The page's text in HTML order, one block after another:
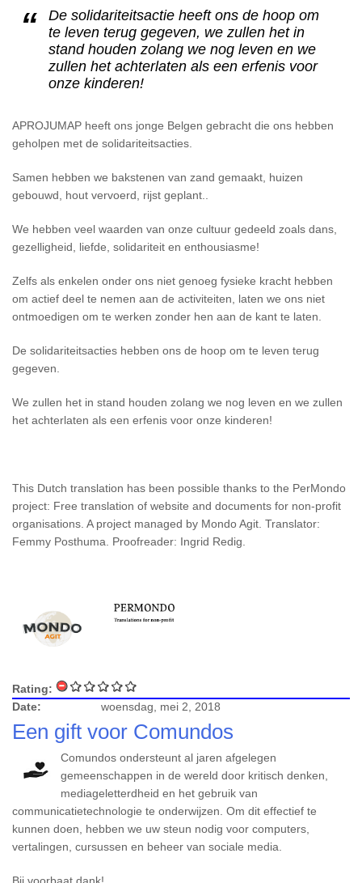
De solidariteitsactie heeft ons de hoop om
te leven terug gegeven, we zullen het in
stand houden zolang we nog leven en we
zullen het achterlaten als een erfenis voor
onze kinderen!
APROJUMAP heeft ons jonge Belgen gebracht die ons hebben
geholpen met de solidariteitsacties.
Samen hebben we bakstenen van zand gemaakt, huizen
gebouwd, hout vervoerd, rijst geplant..
We hebben veel waarden van onze cultuur gedeeld zoals dans,
gezelligheid, liefde, solidariteit en enthousiasme!
Zelfs als enkelen onder ons niet genoeg fysieke kracht hebben
om actief deel te nemen aan de activiteiten, laten we ons niet
ontmoedigen om te werken zonder hen aan de kant te laten.
De solidariteitsacties hebben ons de hoop om te leven terug
gegeven.
We zullen het in stand houden zolang we nog leven en we zullen
het achterlaten als een erfenis voor onze kinderen!
This Dutch translation has been possible thanks to the PerMondo
project: Free translation of website and documents for non-profit
organisations. A project managed by Mondo Agit. Translator:
Femmy Posthuma. Proofreader: Ingrid Redig.
Rating:
Date:
woensdag, mei 2, 2018
Een gift voor Comundos
Comundos ondersteunt al jaren afgelegen
gemeenschappen in de wereld door kritisch denken,
mediageletterdheid en het gebruik van
communicatietechnologie te onderwijzen. Om dit effectief te
kunnen doen, hebben we uw steun nodig voor computers,
vertalingen, cursussen en beheer van sociale media.